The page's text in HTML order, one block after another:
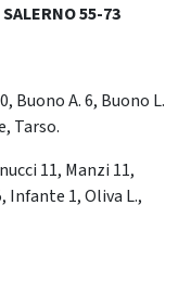
55-73
Buono A. 6, Buono L.
Tarso.
11, Manzi 11,
1, Oliva L.,